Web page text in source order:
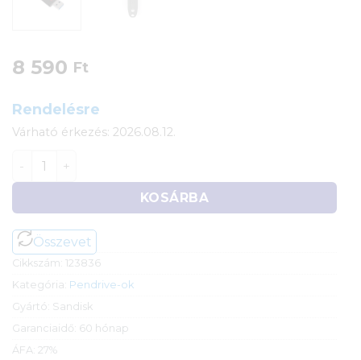
8 590 Ft
Rendelésre
Várható érkezés: 2026.08.12.
64GB Sandisk Ultra USB 3.0 Pendrive (titkosítással)
KOSÁRBA
Összevet
Cikkszám: 123836
Kategória: Pendrive-ok
Gyártó: Sandisk
Garanciaidő: 60 hónap
ÁFA: 27%